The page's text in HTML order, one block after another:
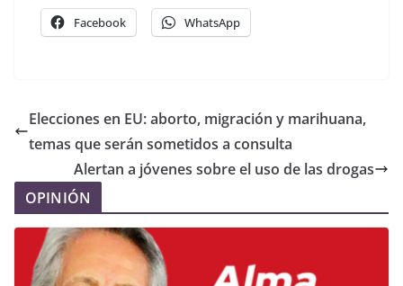
Facebook WhatsApp
Elecciones en EU: aborto, migración y marihuana,
temas que serán sometidos a consulta
Alertan a jóvenes sobre el uso de las drogas
OPINIÓN